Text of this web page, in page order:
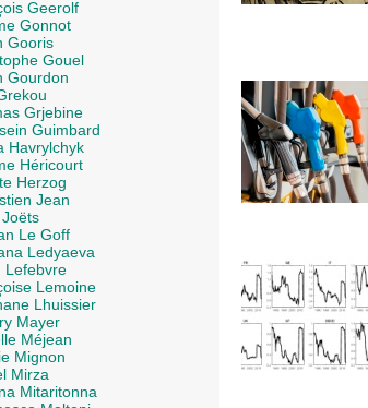
Geerolf
Gonnot
Gooris
Gouel
Gourdon
Grjebine
Guimbard
Havrylchyk
Héricourt
Herzog
Jean
Le Goff
Ledyaeva
Lefebvre
Lemoine
Lhuissier
Mayer
Méjean
Mignon
Mirza
Mitaritonna